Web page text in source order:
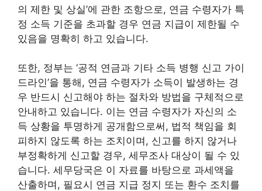
의 제한 및 상실’에 관한 조항으로, 연금 수령자가 특
정 소득 기준을 초과할 경우 연금 지급이 제한될 수
있음을 명확히 하고 있습니다.
또한, 정부는 ‘공적 연금과 기타 소득 병행 신고 가이
드라인’을 통해, 연금 수령자가 소득이 발생하는 경
우 반드시 신고해야 하는 절차와 방법을 구체적으로
안내하고 있습니다. 이는 연금 수령자가 자신의 소
득 상황을 투명하게 공개함으로써, 법적 책임을 회
피하지 않도록 하는 조치이며, 신고를 하지 않거나
부정확하게 신고할 경우, 세무조사 대상이 될 수 있
습니다. 세무당국은 이 자료를 바탕으로 과세액을
산출하며, 필요시 연금 지급 정지 또는 환수 조치를